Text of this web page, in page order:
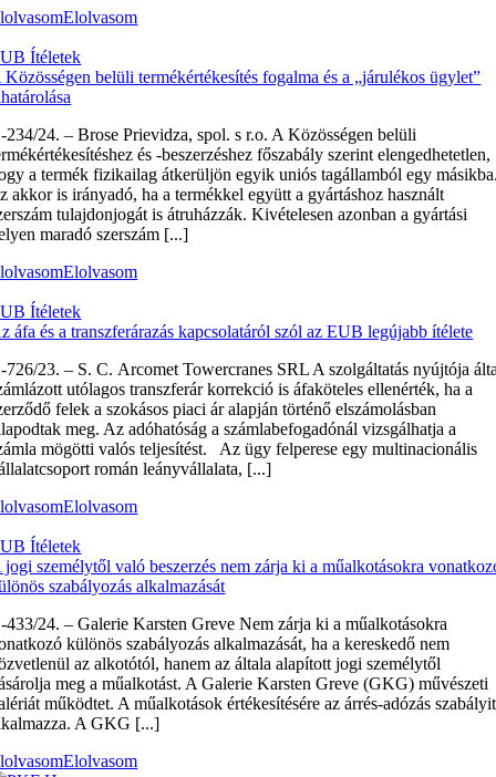
Elolvasom
Ítéletek
Közösségen belüli termékértékesítés fogalma és a „járulékos ügylet”
24. – Brose Prievidza, spol. s r.o. A Közösségen belüli
és -beszerzéshez főszabály szerint elengedhetetlen,
a termék fizikailag átkerüljön egyik uniós tagállamból egy
akkor is irányadó, ha a termékkel együtt a gyártáshoz használt
tulajdonjogát is átruházzák. Kivételesen azonban a gyártási
maradó szerszám [...]
Elolvasom
Ítéletek
áfa és a transzferárazás kapcsolatáról szól az EUB legújabb ítélete
23. – S. C. Arcomet Towercranes SRL A szolgáltatás nyújtója
utólagos transzferár korrekció is áfaköteles ellenérték, ha a
felek a szokásos piaci ár alapján történő elszámolásban
meg. Az adóhatóság a számlabefogadónál vizsgálhatja a
mögötti valós teljesítést. Az ügy felperese egy multinacionális
román leányvállalata, [...]
Elolvasom
Ítéletek
jogi személytől való beszerzés nem zárja ki a műalkotásokra
szabályozás alkalmazását
24. – Galerie Karsten Greve Nem zárja ki a műalkotásokra
különös szabályozás alkalmazását, ha a kereskedő nem
az alkotótól, hanem az általa alapított jogi személytől
meg a műalkotást. A Galerie Karsten Greve (GKG) művészeti
működtet. A műalkotások értékesítésére az árrés-adózás szabályit
A GKG [...]
Elolvasom